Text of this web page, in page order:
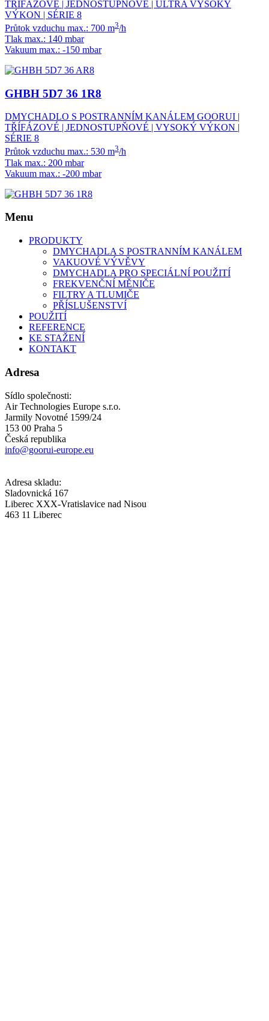
TŘÍFÁZOVÉ | JEDNOSTUPŇOVÉ | ULTRA VYSOKÝ
VÝKON | SÉRIE 8
Průtok vzduchu max.: 700 m3/h
Tlak max.: 140 mbar
Vakuum max.: -150 mbar
GHBH 5D7 36 1R8
DMYCHADLO S POSTRANNÍM KANÁLEM GOORUI |
TŘÍFÁZOVÉ | JEDNOSTUPŇOVÉ | VYSOKÝ VÝKON |
SÉRIE 8
Průtok vzduchu max.: 530 m3/h
Tlak max.: 200 mbar
Vakuum max.: -200 mbar
Menu
PRODUKTY
DMYCHADLA S POSTRANNÍM KANÁLEM
VAKUOVÉ VÝVĚVY
DMYCHADLA PRO SPECIÁLNÍ POUŽITÍ
FREKVENČNÍ MĚNIČE
FILTRY A TLUMIČE
PŘÍSLUŠENSTVÍ
POUŽITÍ
REFERENCE
KE STAŽENÍ
KONTAKT
Adresa
Sídlo společnosti:
Air Technologies Europe s.r.o.
Jarmily Novotné 1599/24
153 00 Praha 5
Česká republika
info@goorui-europe.eu
Adresa skladu:
Sladovnická 167
Liberec XXX-Vratislavice nad Nisou
463 11 Liberec